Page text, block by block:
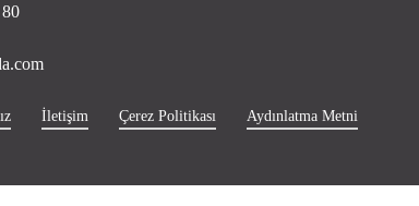
İletişim Çerez Politikası Aydınlatma Metni